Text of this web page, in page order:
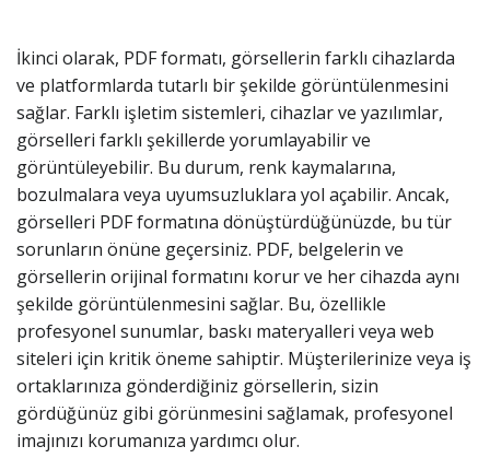
İkinci olarak, PDF formatı, görsellerin farklı cihazlarda
ve platformlarda tutarlı bir şekilde görüntülenmesini
sağlar. Farklı işletim sistemleri, cihazlar ve yazılımlar,
görselleri farklı şekillerde yorumlayabilir ve
görüntüleyebilir. Bu durum, renk kaymalarına,
bozulmalara veya uyumsuzluklara yol açabilir. Ancak,
görselleri PDF formatına dönüştürdüğünüzde, bu tür
sorunların önüne geçersiniz. PDF, belgelerin ve
görsellerin orijinal formatını korur ve her cihazda aynı
şekilde görüntülenmesini sağlar. Bu, özellikle
profesyonel sunumlar, baskı materyalleri veya web
siteleri için kritik öneme sahiptir. Müşterilerinize veya iş
ortaklarınıza gönderdiğiniz görsellerin, sizin
gördüğünüz gibi görünmesini sağlamak, profesyonel
imajınızı korumanıza yardımcı olur.